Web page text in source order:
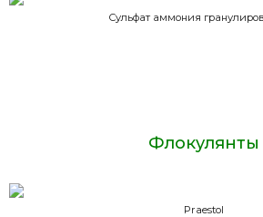
Сульфат аммония
Флокулянты
Praestol